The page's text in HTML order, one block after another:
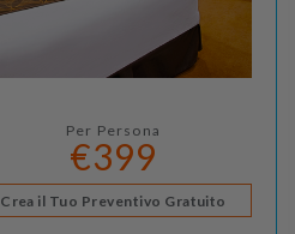
Per Persona
€399
Crea il Tuo Preventivo Gratuito